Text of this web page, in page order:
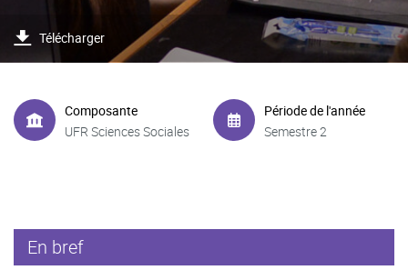
Télécharger
Composante
UFR Sciences Sociales
Période de l'année
Semestre 2
En bref